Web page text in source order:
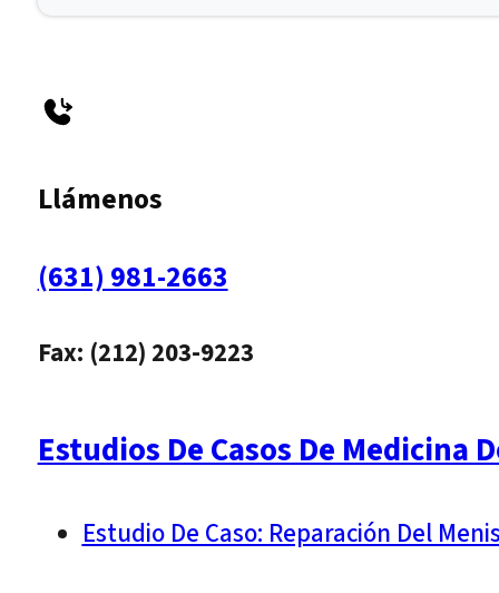
Llámenos
(631) 981-2663
Fax: (212) 203-9223
Estudios De Casos De Medicina
Estudio De Caso: Reparación Del